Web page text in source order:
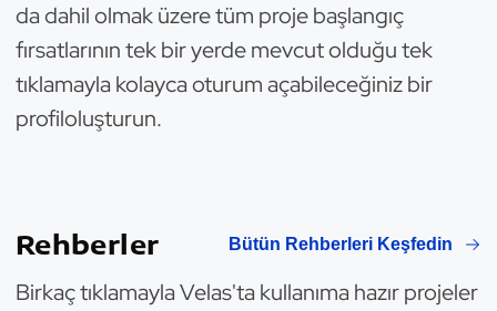
da dahil olmak üzere tüm proje başlangıç
fırsatlarının tek bir yerde mevcut olduğu tek
tıklamayla kolayca oturum açabileceğiniz bir
profiloluşturun.
Rehberler
Birkaç tıklamayla Velas'ta kullanıma hazır projeler
Bütün Rehberleri Keşfedin